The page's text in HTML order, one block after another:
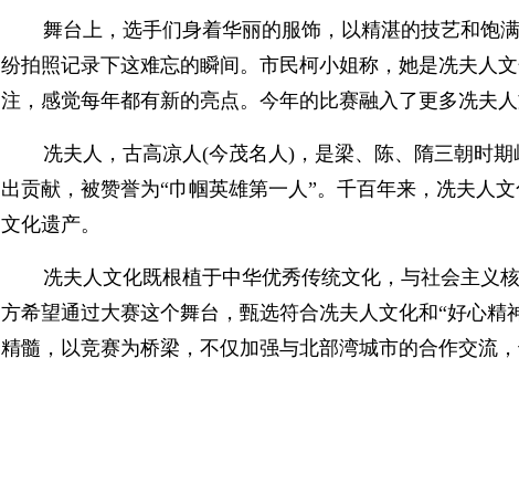
舞台上，选手们身着华丽的服饰，以精湛的技艺和饱
纷拍照记录下这难忘的瞬间。市民柯小姐称，她是冼夫人
注，感觉每年都有新的亮点。今年的比赛融入了更多冼夫人
冼夫人，古高凉人(今茂名人)，是梁、陈、隋三朝时
出贡献，被赞誉为“巾帼英雄第一人”。千百年来，冼夫人
文化遗产。
冼夫人文化既根植于中华优秀传统文化，与社会主义
方希望通过大赛这个舞台，甄选符合冼夫人文化和“好心
精髓，以竞赛为桥梁，不仅加强与北部湾城市的合作交流